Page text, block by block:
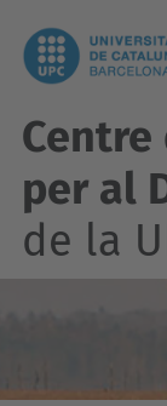
Centre
per al
de la